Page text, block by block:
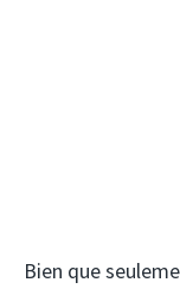
Bien que